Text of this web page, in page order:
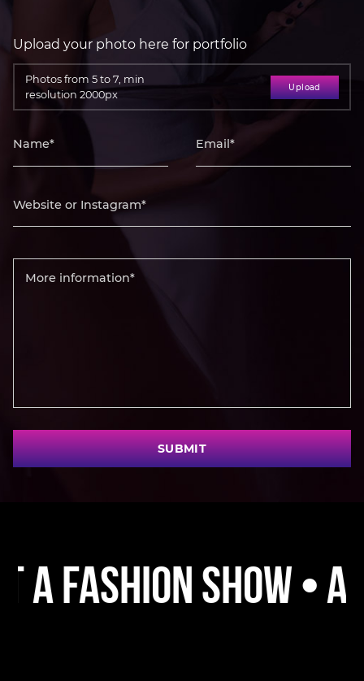
Upload your photo here for portfolio
Photos from 5 to 7, min
resolution 2000px
Upload
SUBMIT
Show • A